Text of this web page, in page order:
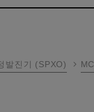
발진기 (SPXO)